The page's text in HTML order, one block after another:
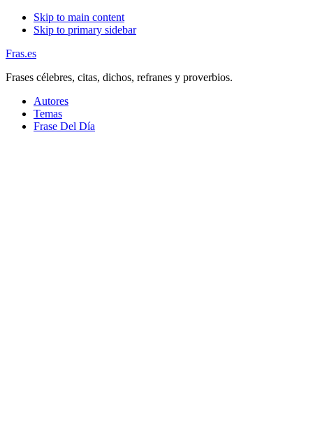
Skip to main content
Skip to primary sidebar
Fras.es
Frases célebres, citas, dichos, refranes y proverbios.
Autores
Temas
Frase Del Día